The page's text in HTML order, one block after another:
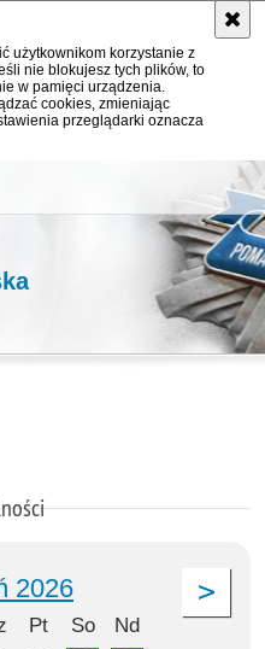
użytkownikom korzystanie z
nie blokujesz tych plików, to
w pamięci urządzenia.
cookies, zmieniając
przeglądarki oznacza
2026
Pt So
Nd